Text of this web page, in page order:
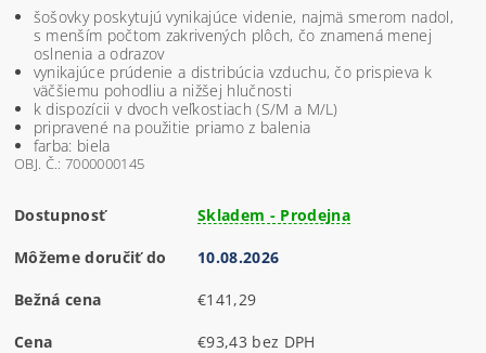
šošovky poskytujú vynikajúce videnie, najmä smerom nadol,
s menším počtom zakrivených plôch, čo znamená menej
oslnenia a odrazov
vynikajúce prúdenie a distribúcia vzduchu, čo prispieva k
väčšiemu pohodliu a nižšej hlučnosti
k dispozícii v dvoch veľkostiach (S/M a M/L)
pripravené na použitie priamo z balenia
farba: biela
OBJ. Č.: 7000000145
Dostupnosť Skladem - Prodejna
Môžeme doručiť do 10.08.2026
Bežná cena €141,29
Cena €93,43 bez DPH